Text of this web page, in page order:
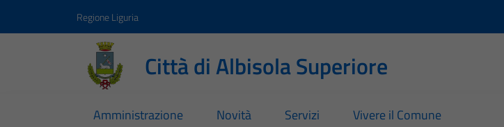
Regione Liguria
Città di Albisola Superiore
Amministrazione Novità Servizi Vivere il Comune